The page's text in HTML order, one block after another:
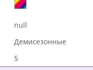
null
Демисезонные
5